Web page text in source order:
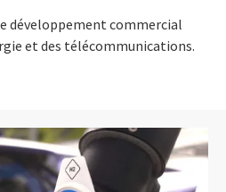
développement commercial
et des télécommunications.